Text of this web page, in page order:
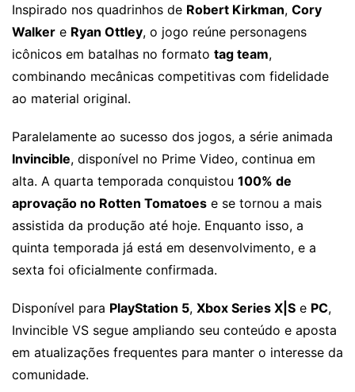
Inspirado nos quadrinhos de Robert Kirkman, Cory
Walker e Ryan Ottley, o jogo reúne personagens
icônicos em batalhas no formato tag team,
combinando mecânicas competitivas com fidelidade
ao material original.
Paralelamente ao sucesso dos jogos, a série animada
Invincible, disponível no Prime Video, continua em
alta. A quarta temporada conquistou 100% de
aprovação no Rotten Tomatoes e se tornou a mais
assistida da produção até hoje. Enquanto isso, a
quinta temporada já está em desenvolvimento, e a
sexta foi oficialmente confirmada.
Disponível para PlayStation 5, Xbox Series X|S e PC,
Invincible VS segue ampliando seu conteúdo e aposta
em atualizações frequentes para manter o interesse da
comunidade.